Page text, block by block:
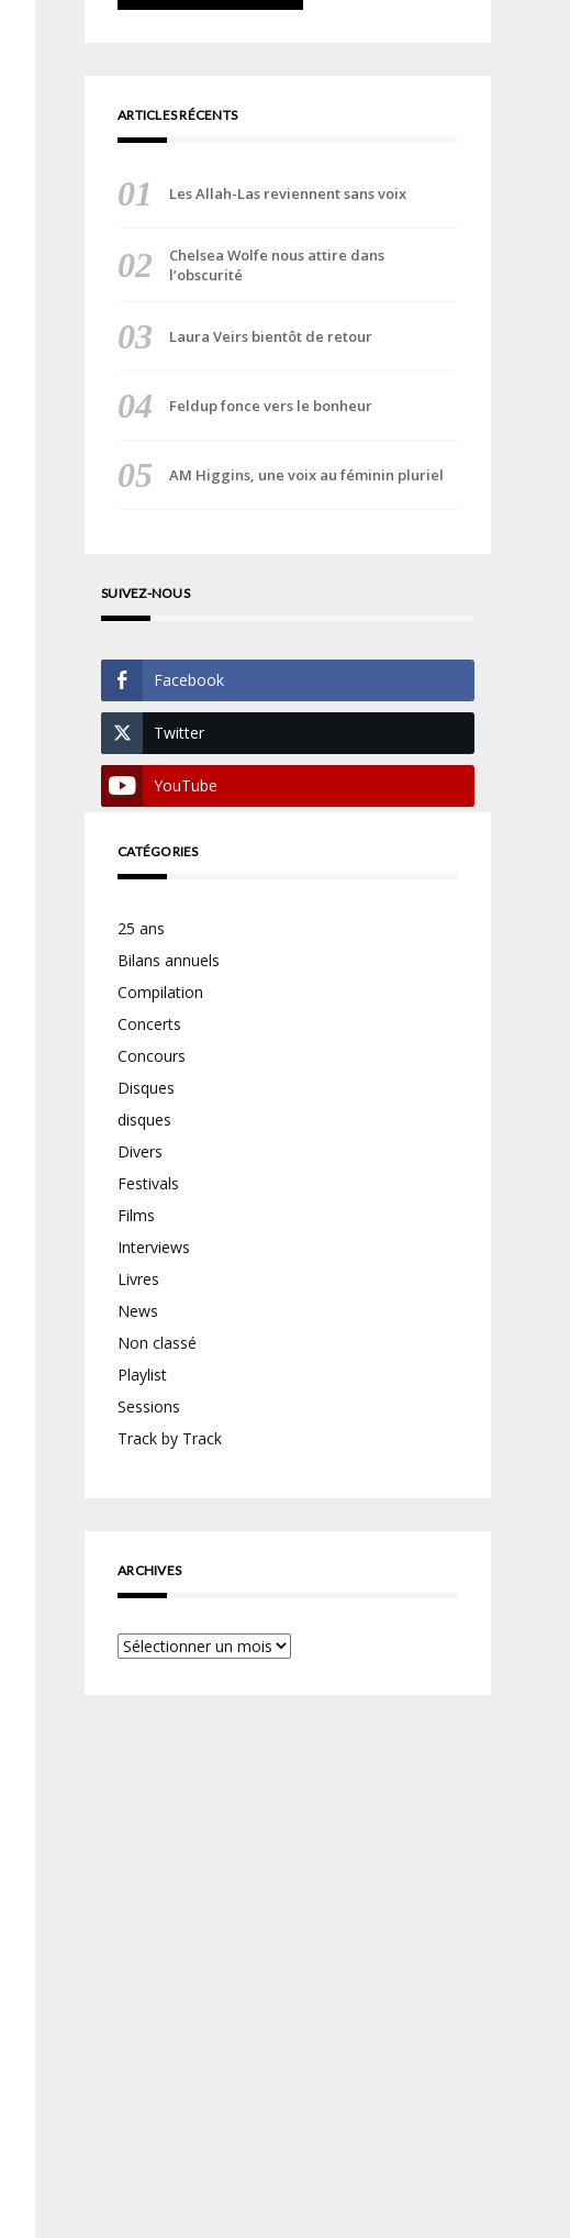
ARTICLES RÉCENTS
Les Allah-Las reviennent sans voix
Chelsea Wolfe nous attire dans
l’obscurité
Laura Veirs bientôt de retour
Feldup fonce vers le bonheur
AM Higgins, une voix au féminin pluriel
SUIVEZ-NOUS
Facebook
Twitter
YouTube
CATÉGORIES
25 ans
Bilans annuels
Compilation
Concerts
Concours
Disques
disques
Divers
Festivals
Films
Interviews
Livres
News
Non classé
Playlist
Sessions
Track by Track
ARCHIVES
Archives